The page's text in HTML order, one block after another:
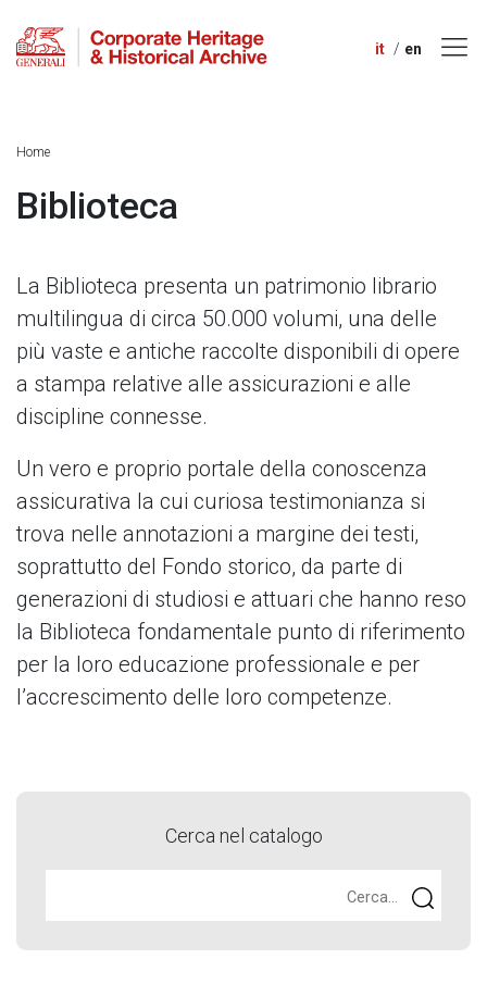
it en
Home
Biblioteca
La Biblioteca presenta un patrimonio librario
multilingua di circa 50.000 volumi, una delle
più vaste e antiche raccolte disponibili di opere
a stampa relative alle assicurazioni e alle
discipline connesse.
Un vero e proprio portale della conoscenza
assicurativa la cui curiosa testimonianza si
trova nelle annotazioni a margine dei testi,
soprattutto del Fondo storico, da parte di
generazioni di studiosi e attuari che hanno reso
la Biblioteca fondamentale punto di riferimento
per la loro educazione professionale e per
l’accrescimento delle loro competenze.
Cerca nel catalogo